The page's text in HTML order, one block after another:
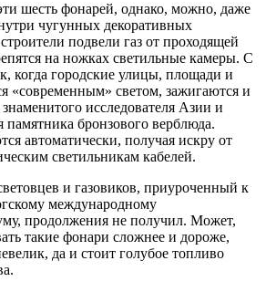
шесть фонарей, однако, можно, даже
чугунных декоративных
подвели газ от проходящей
на ножках светильные камеры. С
когда городские улицы, площади и
«современным» светом, зажигаются и
исследователя Азии и
бронзового верблюда.
автоматически, получая искру от
светильникам кабелей.
и газовиков, приуроченный к
международному
продолжения не получил. Может,
такие фонари сложнее и дороже,
да и стоит голубое топливо